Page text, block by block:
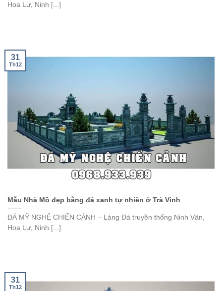
Hoa Lư, Ninh [...]
Mẫu Nhà Mồ đẹp bằng đá xanh tự nhiên ở Trà Vinh
ĐÁ MỸ NGHỆ CHIẾN CẢNH – Làng Đá truyền thống Ninh Vân,
Hoa Lư, Ninh [...]
31
Th12
31
Th12